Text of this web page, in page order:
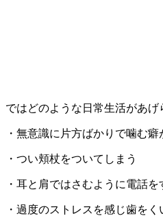
ではどのような日常生活があげ
・無意識に片方ばかりで噛む癖
・つい頬杖をついてしまう
・耳と肩ではさむように電話を
・過度のストレスを感じ歯をく